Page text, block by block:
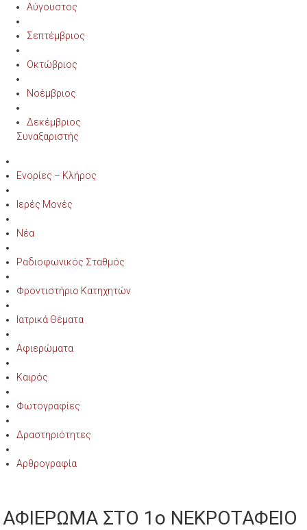
Αύγουστος
Σεπτέμβριος
Οκτώβριος
Νοέμβριος
Δεκέμβριος
Συναξαριστής
Ενορίες – Κλήρος
Ιερές Μονές
Νέα
Ραδιοφωνικός Σταθμός
Φροντιστήριο Κατηχητών
Ιατρικά Θέματα
Αφιερώματα
Καιρός
Φωτογραφίες
Δραστηριότητες
Αρθρογραφία
ΑΦΙΕΡΩΜΑ ΣΤΟ 1ο ΝΕΚΡΟΤΑΦΕΙΟ